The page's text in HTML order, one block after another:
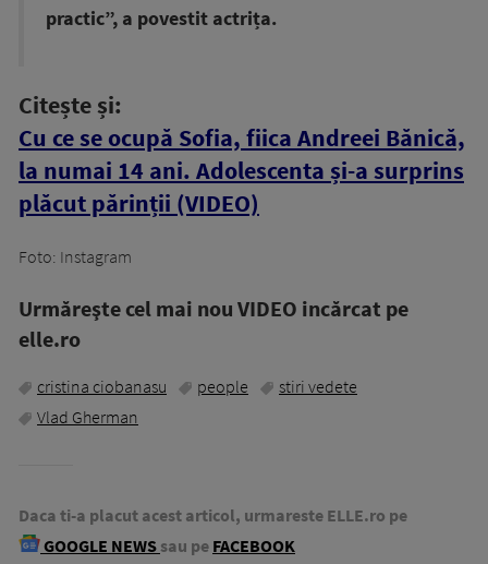
practic”, a povestit actrița.
Citește și:
Cu ce se ocupă Sofia, fiica Andreei Bănică,
la numai 14 ani. Adolescenta și-a surprins
plăcut părinții (VIDEO)
Foto: Instagram
Urmăreşte cel mai nou VIDEO incărcat pe
elle.ro
cristina ciobanasu people
stiri vedete
Vlad Gherman
Daca ti-a placut acest articol, urmareste ELLE.ro pe
GOOGLE NEWS sau pe FACEBOOK